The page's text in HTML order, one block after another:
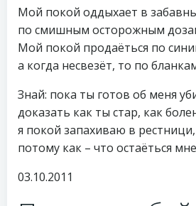
Мой покой оддыхает в
по смишным осторожным
Мой покой продаёться по
а когда несвезёт, то по
Знай: пока ты готов об меня
доказать как ты стар, как
я покой запахиваю в рестници,
потому как – что остаёться
03.10.2011